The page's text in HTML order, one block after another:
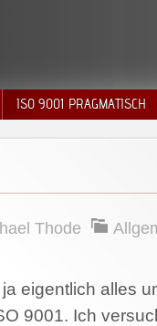
ISO 9001 PRAGMATISCH
Thode
eigentlich alles
9001. Ich